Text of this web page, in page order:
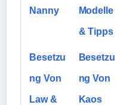
Nanny Modelle
& Tipps
Besetzu
ng Von
Law &
Besetzu
ng Von
Kaos